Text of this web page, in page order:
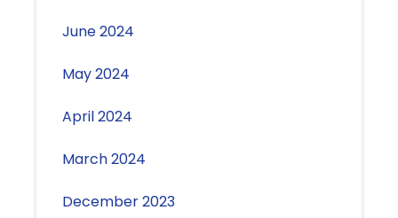
June 2024
May 2024
April 2024
March 2024
December 2023